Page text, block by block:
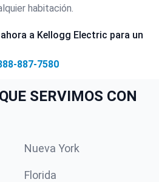
habitación.
a Kellogg Electric para un
887-7580
SERVIMOS CON
Nueva York
Florida